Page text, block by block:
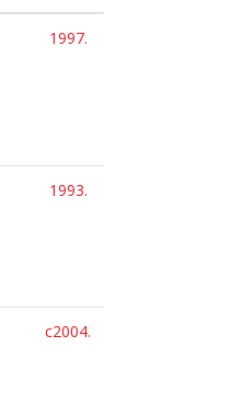
1997.
1993.
c2004.